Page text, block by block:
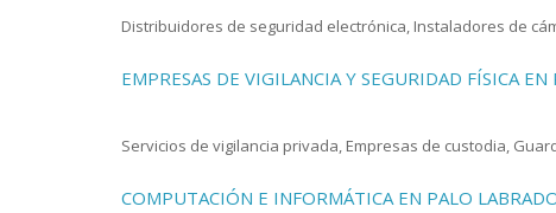
Distribuidores de seguridad electrónica, Instaladores de
EMPRESAS DE VIGILANCIA Y SEGURIDAD FÍSICA
Servicios de vigilancia privada, Empresas de custodia,
COMPUTACIÓN E INFORMÁTICA EN PALO